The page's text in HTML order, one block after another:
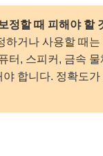
정할 때 피해야 할
하거나 사용할 때는
터, 스피커, 금속 물
합니다. 정확도